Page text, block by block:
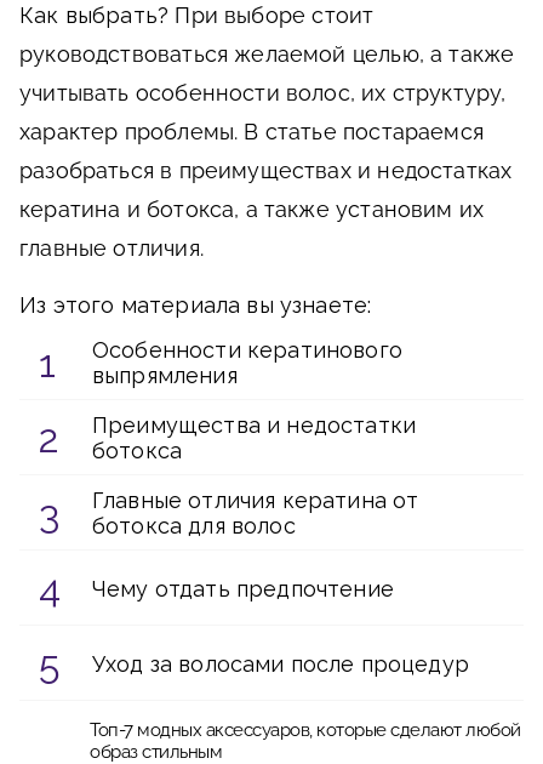
Как выбрать? При выборе стоит
руководствоваться желаемой целью, а также
учитывать особенности волос, их структуру,
характер проблемы. В статье постараемся
разобраться в преимуществах и недостатках
кератина и ботокса, а также установим их
главные отличия.
Из этого материала вы узнаете:
Особенности кератинового
выпрямления
Преимущества и недостатки
ботокса
Главные отличия кератина от
ботокса для волос
Чему отдать предпочтение
Уход за волосами после процедур
Топ-7 модных аксессуаров, которые сделают любой
образ стильным